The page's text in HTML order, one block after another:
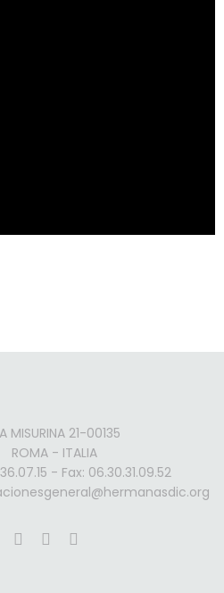
MISURINA 21-00135
ROMA - ITALIA
- Fax: 06.30.31.09.52